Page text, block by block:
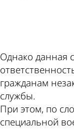
Однако данная
гражданам
службы.
При этом, по
специальной